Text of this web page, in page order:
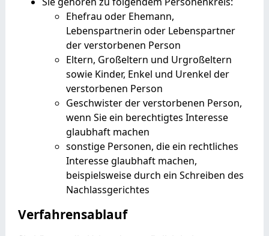
Ehefrau oder Ehemann,
Lebenspartnerin oder Lebenspartner
der verstorbenen Person
Eltern, Großeltern und Urgroßeltern
sowie Kinder, Enkel und Urenkel der
verstorbenen Person
Geschwister der verstorbenen Person,
wenn Sie ein berechtigtes Interesse
glaubhaft machen
sonstige Personen, die ein rechtliches
Interesse glaubhaft machen,
beispielsweise durch ein Schreiben des
Nachlassgerichtes
Verfahrensablauf